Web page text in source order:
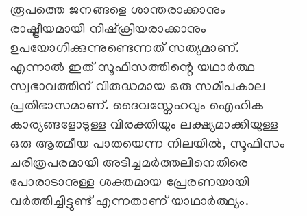
രൂപത്തെ ജനങ്ങളെ ശാന്തരാക്കാനും
രാഷ്ട്രീയമായി നിഷ്‌ക്രിയരാക്കാനും
ഉപയോഗിക്കുന്നുണ്ടെന്നത് സത്യമാണ്.
എന്നാൽ ഇത് സൂഫിസത്തിന്റെ യഥാർത്ഥ
സ്വഭാവത്തിന് വിരുദ്ധമായ ഒരു സമീപകാല
പ്രതിഭാസമാണ്. ദൈവസ്നേഹവും ഐഹിക
കാര്യങ്ങളോടുള്ള വിരക്തിയും ലക്ഷ്യമാക്കിയുള്ള
ഒരു ആത്മീയ പാതയെന്ന നിലയിൽ, സൂഫിസം
ചരിത്രപരമായി അടിച്ചമർത്തലിനെതിരെ
പോരാടാനുള്ള ശക്തമായ പ്രേരണയായി
വർത്തിച്ചിട്ടുണ്ട് എന്നതാണ് യാഥാര്‍ത്ഥ്യം.